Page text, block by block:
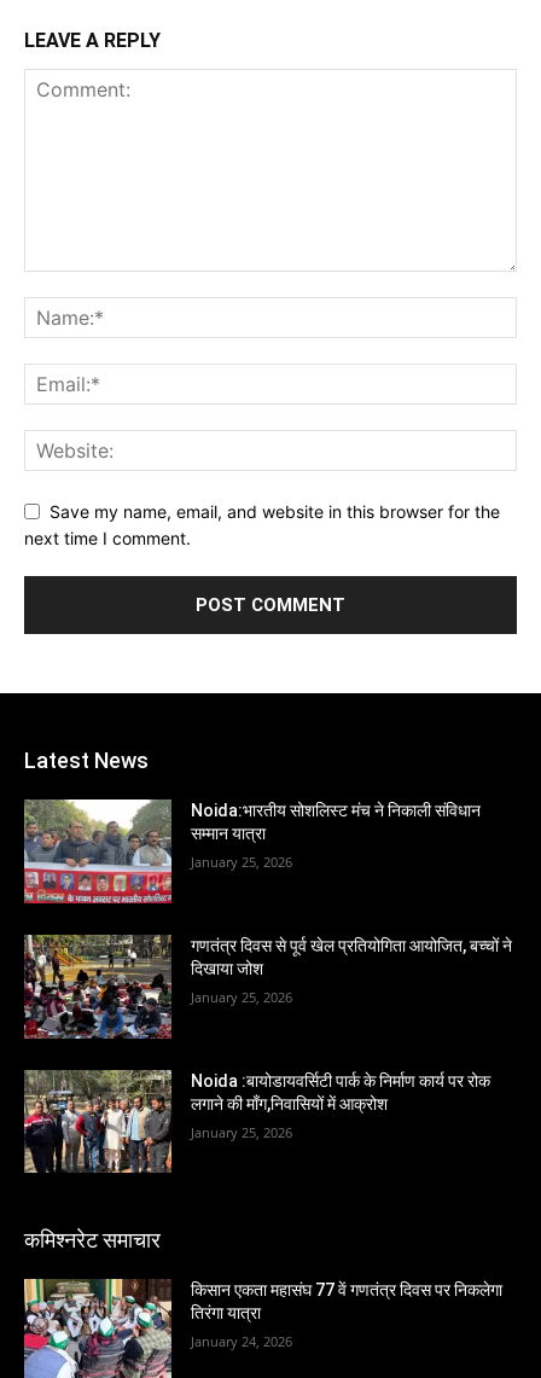
LEAVE A REPLY
Save my name, email, and website in this browser for the
next time I comment.
Latest News
Noida:भारतीय सोशलिस्ट मंच ने निकाली संविधान
सम्मान यात्रा
January 25, 2026
गणतंत्र दिवस से पूर्व खेल प्रतियोगिता आयोजित, बच्चों ने
दिखाया जोश
January 25, 2026
Noida :बायोडायवर्सिटी पार्क के निर्माण कार्य पर रोक
लगाने की माँग,निवासियों में आक्रोश
January 25, 2026
कमिश्नरेट समाचार
किसान एकता महासंघ 77 वें गणतंत्र दिवस पर निकलेगा
तिरंगा यात्रा
January 24, 2026